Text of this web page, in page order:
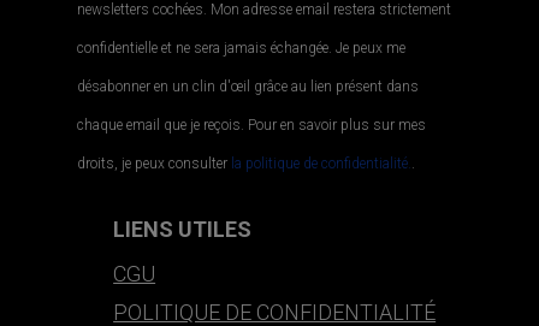
newsletters cochées. Mon adresse email restera strictement
confidentielle et ne sera jamais échangée. Je peux me
désabonner en un clin d'œil grâce au lien présent dans
chaque email que je reçois. Pour en savoir plus sur mes
droits, je peux consulter la politique de confidentialité..
LIENS UTILES
CGU
POLITIQUE DE CONFIDENTIALITÉ